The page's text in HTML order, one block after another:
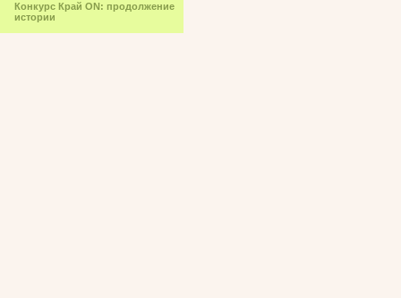
Конкурс Край ON: продолжение
истории